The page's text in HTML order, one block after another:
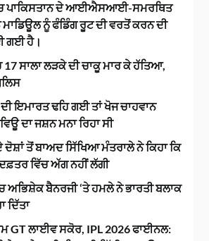
ਪਾਕਿਸਤਾਨ ਦੇ ਆਈਐਸਆਈ-ਸਮਰਥਿਤ
ਨੂੰ ਫੰਡਿੰਗ ਰੂਟ ਦੀ ਵਰਤੋਂ ਕਰਨ ਦੀ
ਗਈ ਹੈ।
17 ਸਾਲਾ ਲੜਕੇ ਦੀ ਚਾਕੂ ਮਾਰ ਕੇ ਹੱਤਿਆ,
ਇਮਾਰਤ ਢਹਿ ਗਈ ਤਾਂ ਖੋਜ ਚਾਹਵਾਨ
ਦਾ ਜਸ਼ਨ ਮਨਾ ਰਿਹਾ ਸੀ
ਦੋਸ਼ਾਂ ਤੋਂ ਬਾਅਦ ਸਿੱਖਿਆ ਮੰਤਰਾਲੇ ਨੇ ਕਿਹਾ ਕਿ
ਵਿੱਚ ਅੱਗ ਨਹੀਂ ਲੱਗੀ
ਅਭਿਸ਼ੇਕ ਬੈਨਰਜੀ ‘ਤੇ ਹਮਲੇ ਨੇ ਭਾਰਤੀ ਬਲਾਕ
ਦਿੱਤਾ
GT ਲਾਈਵ ਸਕੋਰ, IPL 2026 ਫਾਈਨਲ: